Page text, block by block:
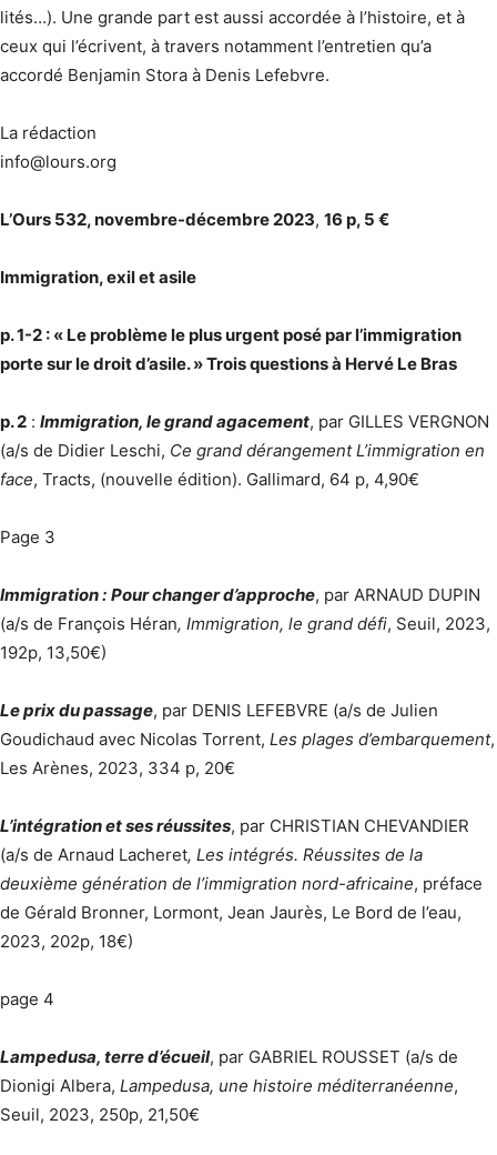
lités…). Une grande part est aussi accordée à l’histoire, et à
ceux qui l’écrivent, à travers notamment l’entretien qu’a
accordé Benjamin Stora à Denis Lefebvre.
La rédaction
info@lours.org
L’Ours 532, novembre-décembre 2023, 16 p, 5 €
Immigration, exil et asile
p. 1-2 : « Le problème le plus urgent posé par l’immigration
porte sur le droit d’asile. » Trois questions à Hervé Le Bras
p. 2 : Immigration, le grand agacement, par GILLES VERGNON
(a/s de Didier Leschi, Ce grand dérangement L’immigration en
face, Tracts, (nouvelle édition). Gallimard, 64 p, 4,90€
Page 3
Immigration : Pour changer d’approche, par ARNAUD DUPIN
(a/s de François Héran, Immigration, le grand défi, Seuil, 2023,
192p, 13,50€)
Le prix du passage, par DENIS LEFEBVRE (a/s de Julien
Goudichaud avec Nicolas Torrent, Les plages d’embarquement,
Les Arènes, 2023, 334 p, 20€
L’intégration et ses réussites, par CHRISTIAN CHEVANDIER
(a/s de Arnaud Lacheret, Les intégrés. Réussites de la
deuxième génération de l’immigration nord-africaine, préface
de Gérald Bronner, Lormont, Jean Jaurès, Le Bord de l’eau,
2023, 202p, 18€)
page 4
Lampedusa, terre d’écueil, par GABRIEL ROUSSET (a/s de
Dionigi Albera, Lampedusa, une histoire méditerranéenne,
Seuil, 2023, 250p, 21,50€